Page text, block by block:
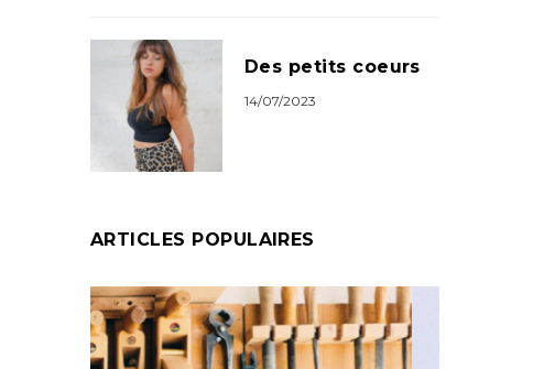
Des petits coeurs
14/07/2023
ARTICLES POPULAIRES